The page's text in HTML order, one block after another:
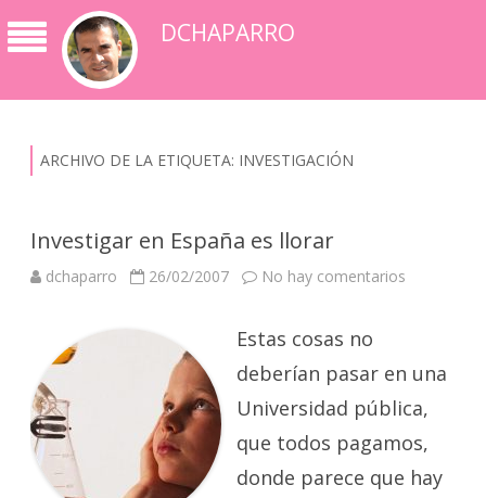
DCHAPARRO
ARCHIVO DE LA ETIQUETA: INVESTIGACIÓN
Investigar en España es llorar
dchaparro 26/02/2007 No hay comentarios
Estas cosas no
deberían pasar en una
Universidad pública,
que todos pagamos,
donde parece que hay